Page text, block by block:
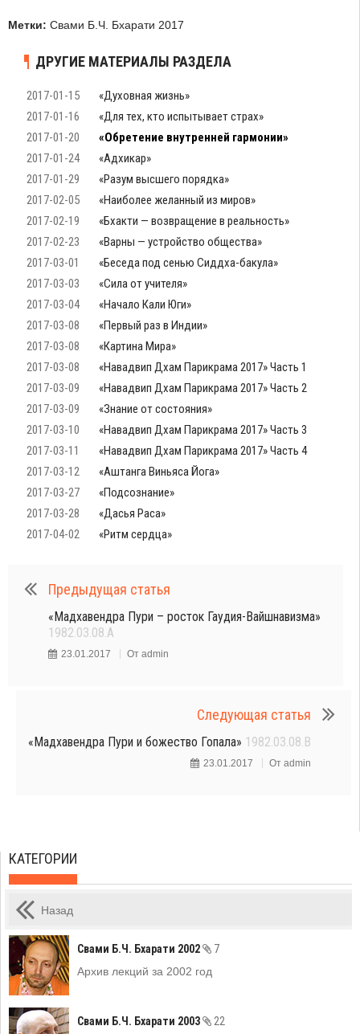
Метки: Свами Б.Ч. Бхарати 2017
ДРУГИЕ МАТЕРИАЛЫ РАЗДЕЛА
2017-01-15
«Духовная жизнь»
2017-01-16
«Для тех, кто испытывает страх»
2017-01-20
«Обретение внутренней гармонии»
2017-01-24
«Адхикар»
2017-01-29
«Разум высшего порядка»
2017-02-05
«Наиболее желанный из миров»
2017-02-19
«Бхакти — возвращение в реальность»
2017-02-23
«Варны — устройство общества»
2017-03-01
«Беседа под сенью Сиддха-бакула»
2017-03-03
«Сила от учителя»
2017-03-04
«Начало Кали Юги»
2017-03-08
«Первый раз в Индии»
2017-03-08
«Картина Мира»
2017-03-08
«Навадвип Дхам Парикрама 2017» Часть 1
2017-03-09
«Навадвип Дхам Парикрама 2017» Часть 2
2017-03-09
«Знание от состояния»
2017-03-10
«Навадвип Дхам Парикрама 2017» Часть 3
2017-03-11
«Навадвип Дхам Парикрама 2017» Часть 4
2017-03-12
«Аштанга Виньяса Йога»
2017-03-27
«Подсознание»
2017-03-28
«Дасья Раса»
2017-04-02
«Ритм сердца»
Предыдущая статья
«Мадхавендра Пури – росток Гаудия-Вайшнавизма»
1982.03.08.A
23.01.2017 От admin
Следующая статья
«Мадхавендра Пури и божество Гопала» 1982.03.08.B
23.01.2017 От admin
КАТЕГОРИИ
Назад
Свами Б.Ч. Бхарати 2002
7
Архив лекций за 2002 год
Свами Б.Ч. Бхарати 2003
22